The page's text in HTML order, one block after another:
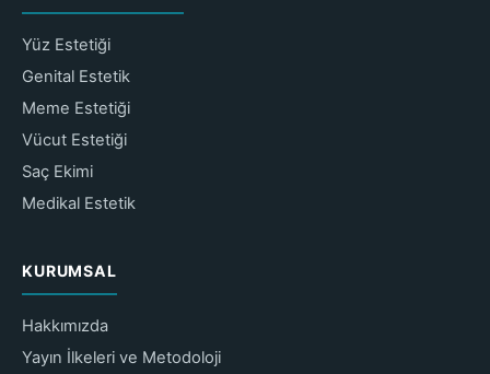
Yüz Estetiği
Genital Estetik
Meme Estetiği
Vücut Estetiği
Saç Ekimi
Medikal Estetik
KURUMSAL
Hakkımızda
Yayın İlkeleri ve Metodoloji